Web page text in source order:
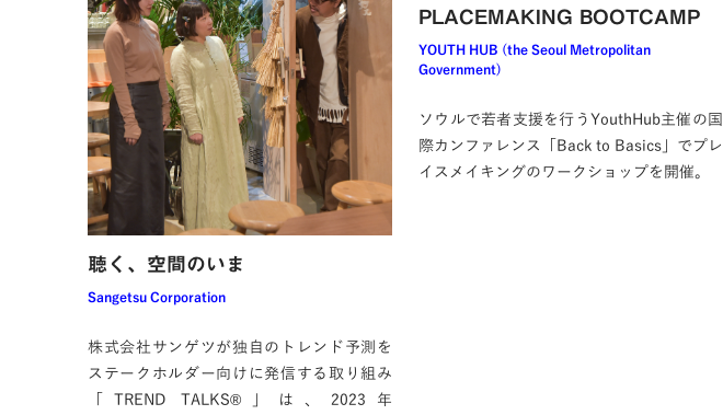
聴く、空間のいま
Sangetsu Corporation
株式会社サンゲツが独自のトレンド予測を
ステークホルダー向けに発信する取り組み
「TREND TALKS®」は、2023年
PLACEMAKING BOOTCAMP
YOUTH HUB (the Seoul Metropolitan
Government)
ソウルで若者支援を行うYouthHub主催の国
際カンファレンス「Back to Basics」でプレ
イスメイキングのワークショップを開催。